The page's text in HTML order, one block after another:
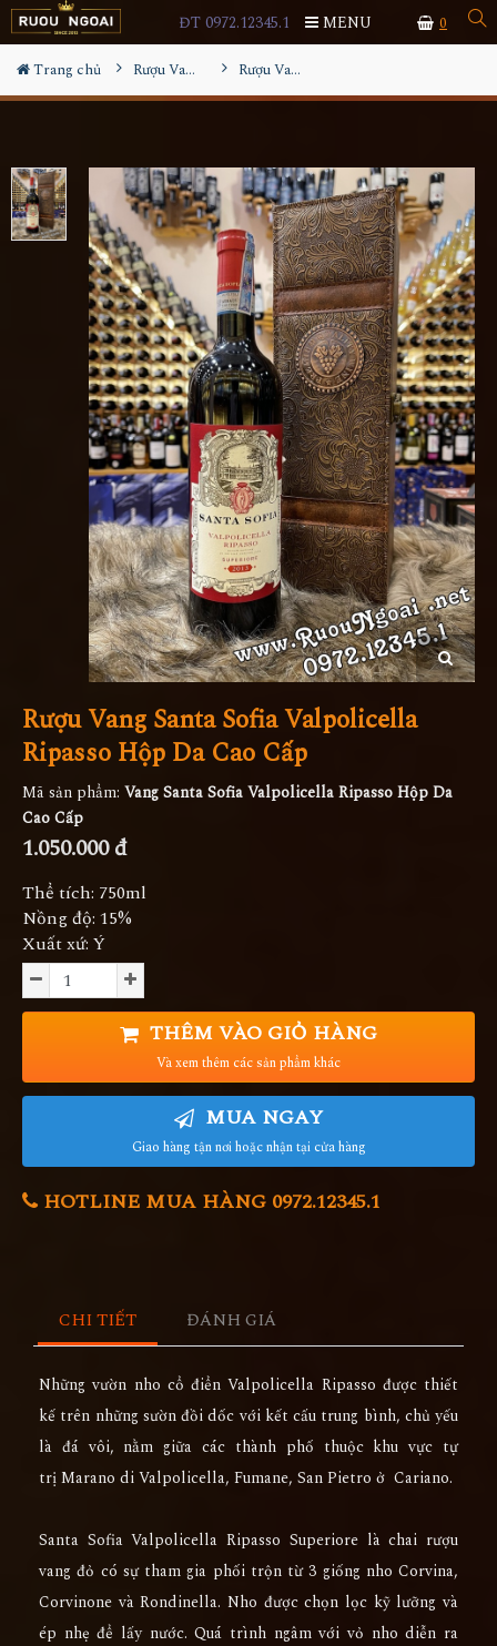
0
ĐT 0972.12345.1 MENU
Trang chủ Rượu Vang Hộp Quà Rượu Vang Santa Sofia Valpolicella Ripasso Hộp Da Cao Cấp
Rượu Vang Santa Sofia Valpolicella
Ripasso Hộp Da Cao Cấp
Mã sản phẩm: Vang Santa Sofia Valpolicella Ripasso Hộp Da
Cao Cấp
1.050.000 đ
Thể tích: 750ml
Nồng độ: 15%
Xuất xứ: Ý
THÊM VÀO GIỎ HÀNG
Và xem thêm các sản phẩm khác
MUA NGAY
Giao hàng tận nơi hoặc nhận tại cửa hàng
HOTLINE MUA HÀNG 0972.12345.1
CHI TIẾT ĐÁNH GIÁ
Những vườn nho cổ điển Valpolicella Ripasso được thiết
kế trên những sườn đồi dốc với kết cấu trung bình, chủ yếu
là đá vôi, nằm giữa các thành phố thuộc khu vực tự
trị Marano di Valpolicella, Fumane, San Pietro ở Cariano.
Santa Sofia Valpolicella Ripasso Superiore là chai rượu
vang đỏ có sự tham gia phối trộn từ 3 giống nho Corvina,
Corvinone và Rondinella. Nho được chọn lọc kỹ lưỡng và
ép nhẹ để lấy nước. Quá trình ngâm với vỏ nho diễn ra